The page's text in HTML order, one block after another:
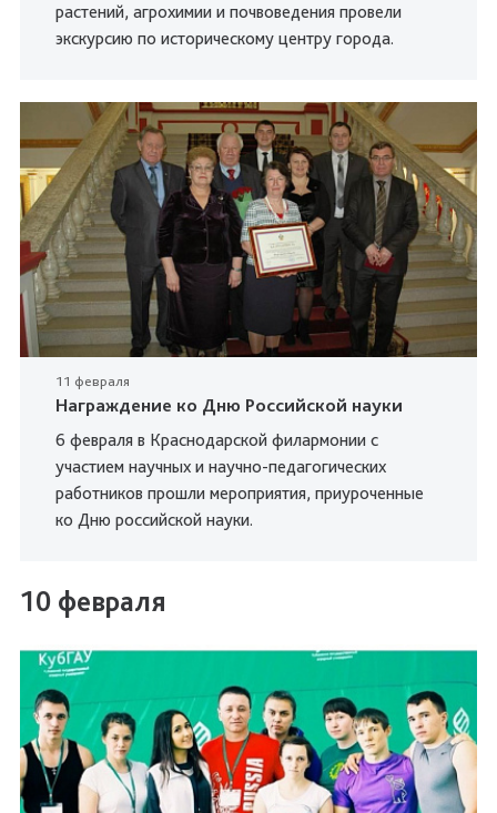
растений, агрохимии и почвоведения провели
экскурсию по историческому центру города.
11 февраля
Награждение ко Дню Российской науки
6 февраля в Краснодарской филармонии с
участием научных и научно-педагогических
работников прошли мероприятия, приуроченные
ко Дню российской науки.
10 февраля